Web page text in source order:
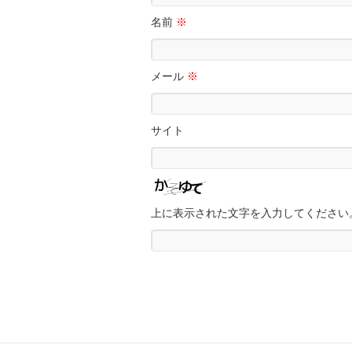
名前 ※
メール ※
サイト
上に表示された文字を入力してください